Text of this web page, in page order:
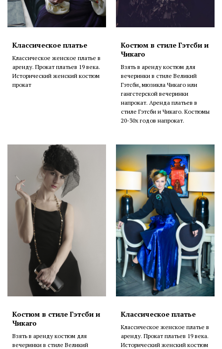
Классическое платье
Классическое женское платье в
аренду. Прокат платьев 19 века.
Исторический женский костюм
прокат
Костюм в стиле Гэтсби и
Чикаго
Взять в аренду костюм для
вечеринки в стиле Великий
Гэтсби, мюзикла Чикаго или
гангстерской вечеринки
напрокат. Аренда платьев в
стиле Гэтсби и Чикаго. Костюмы
20-30х годов напрокат.
Костюм в стиле Гэтсби и
Чикаго
Взять в аренду костюм для
вечеринки в стиле Великий
Классическое платье
Классическое женское платье в
аренду. Прокат платьев 19 века.
Исторический женский костюм